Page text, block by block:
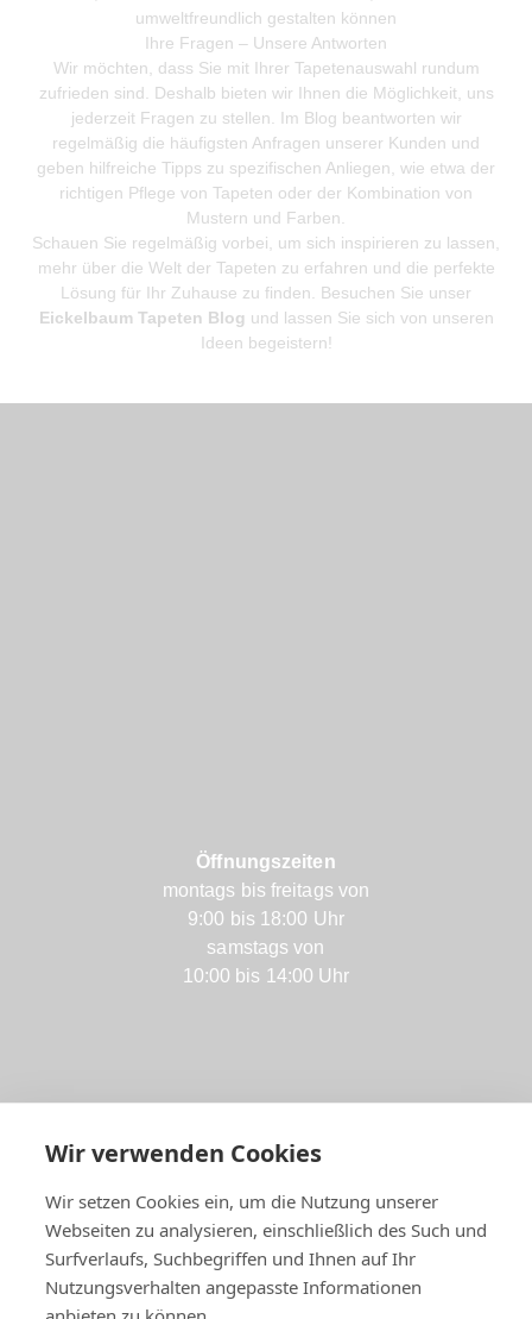
Wir verwenden Cookies
Wir setzen Cookies ein, um die Nutzung unserer
Webseiten zu analysieren, einschließlich des Such und
Surfverlaufs, Suchbegriffen und Ihnen auf Ihr
Nutzungsverhalten angepasste Informationen
umweltfreundlich gestalten können
Ihre Fragen – Unsere Antworten
Wir möchten, dass Sie mit Ihrer Tapetenauswahl rundum
zufrieden sind. Deshalb bieten wir Ihnen die Möglichkeit, uns
jederzeit Fragen zu stellen. Im Blog beantworten wir
regelmäßig die häufigsten Anfragen unserer Kunden und
geben hilfreiche Tipps zu spezifischen Anliegen, wie etwa der
richtigen Pflege von Tapeten oder der Kombination von
Mustern und Farben.
Schauen Sie regelmäßig vorbei, um sich inspirieren zu lassen,
mehr über die Welt der Tapeten zu erfahren und die perfekte
Lösung für Ihr Zuhause zu finden. Besuchen Sie unser
Eickelbaum Tapeten Blog und lassen Sie sich von unseren
Ideen begeistern!
Öffnungszeiten
montags bis freitags von
9:00 bis 18:00 Uhr
samstags von
10:00 bis 14:00 Uhr